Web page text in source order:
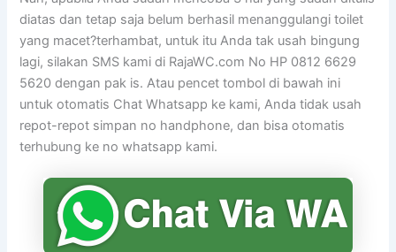
diatas dan tetap saja belum berhasil menanggulangi toilet
yang macet?terhambat, untuk itu Anda tak usah bingung
lagi, silakan SMS kami di RajaWC.com No HP 0812 6629
5620 dengan pak is. Atau pencet tombol di bawah ini
untuk otomatis Chat Whatsapp ke kami, Anda tidak usah
repot-repot simpan no handphone, dan bisa otomatis
terhubung ke no whatsapp kami.